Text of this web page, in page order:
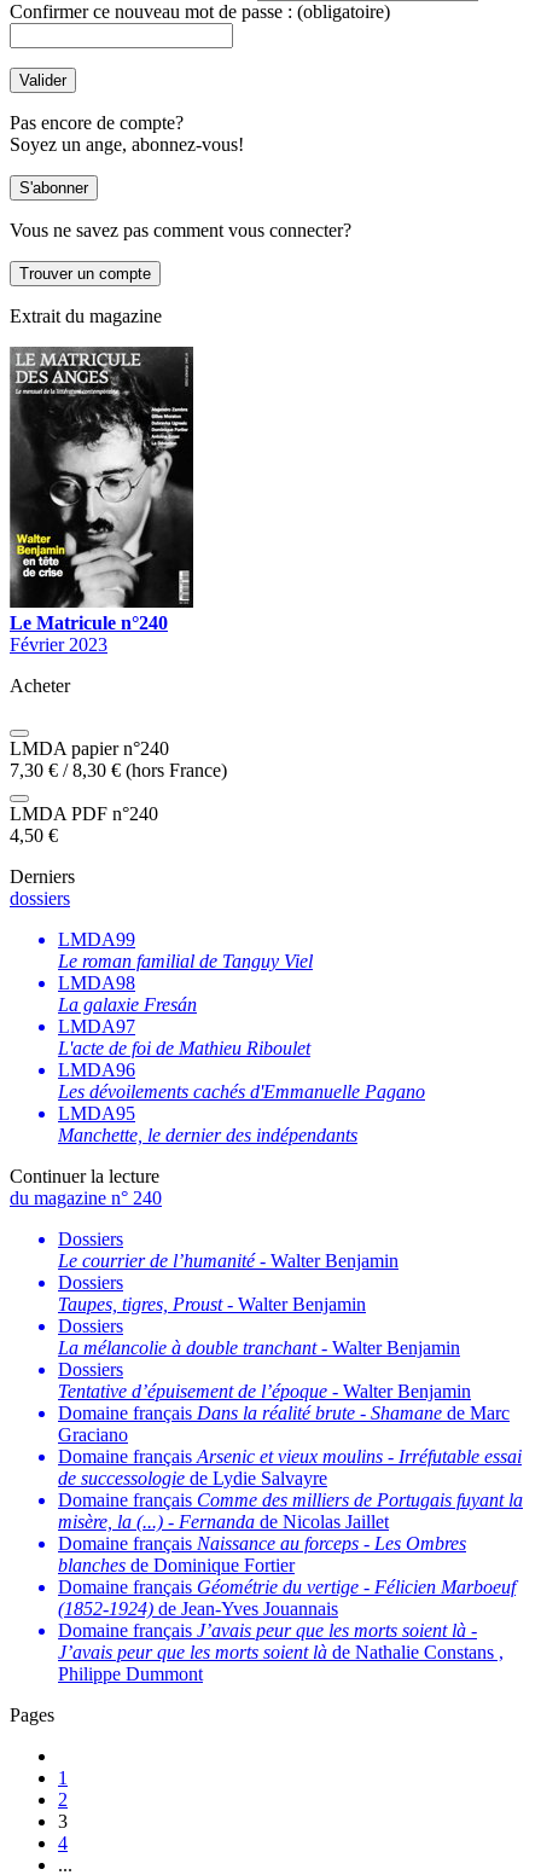
Confirmer ce nouveau mot de passe : (obligatoire)
Pas encore de compte?
Soyez un ange, abonnez-vous!
Vous ne savez pas comment vous connecter?
Extrait du magazine
Le Matricule n°240
Février 2023
Acheter
LMDA papier n°240
7,30 € /8,30 € (hors France)
LMDA PDF n°240
4,50 €
Derniers
dossiers
LMDA99
Le roman familial de Tanguy Viel
LMDA98
La galaxie Fresán
LMDA97
L'acte de foi de Mathieu Riboulet
LMDA96
Les dévoilements cachés d'Emmanuelle Pagano
LMDA95
Manchette, le dernier des indépendants
Continuer la lecture
du magazine n° 240
Dossiers
Le courrier de l’humanité - Walter Benjamin
Dossiers
Taupes, tigres, Proust - Walter Benjamin
Dossiers
La mélancolie à double tranchant - Walter Benjamin
Dossiers
Tentative d’épuisement de l’époque - Walter Benjamin
Domaine français Dans la réalité brute - Shamane de Marc
Graciano
Domaine français Arsenic et vieux moulins - Irréfutable essai
de successologie de Lydie Salvayre
Domaine français Comme des milliers de Portugais fuyant la
misère, la (...) - Fernanda de Nicolas Jaillet
Domaine français Naissance au forceps - Les Ombres
blanches de Dominique Fortier
Domaine français Géométrie du vertige - Félicien Marboeuf
(1852-1924) de Jean-Yves Jouannais
Domaine français J’avais peur que les morts soient là -
J’avais peur que les morts soient là de Nathalie Constans ,
Philippe Dummont
Pages
1
2
3
4
...